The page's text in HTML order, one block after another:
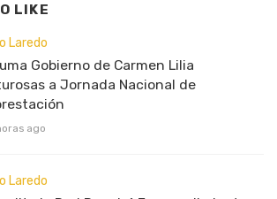
LIKE
Laredo
Gobierno de Carmen Lilia
a Jornada Nacional de
ago
Laredo